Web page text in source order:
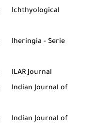
Ichthyological
Iheringia - Serie
ILAR Journal
Indian Journal of
Indian Journal of